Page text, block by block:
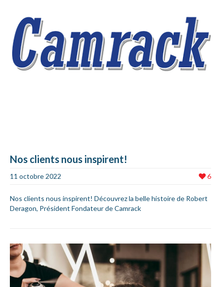
Nos clients nous inspirent!
6
11 octobre 2022
Nos clients nous inspirent! Découvrez la belle histoire de Robert
Deragon, Président Fondateur de Camrack